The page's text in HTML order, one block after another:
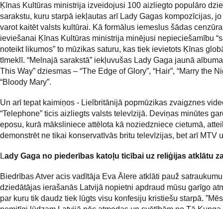
Ķīnas Kultūras ministrija izveidojusi 100 aizliegto populāro
sarakstu, kuru starpā iekļautas arī Lady Gagas kompozīcijas,
varot kaitēt valsts kultūrai. Kā formālus iemeslus šādas
ieviešanai Ķīnas Kultūras ministrija minējusi nepieciešamību
noteikt likumos” to mūzikas saturu, kas tiek ievietots Ķīnas
tīmeklī. “Melnajā sarakstā” iekļuvušas Lady Gaga jaunā
This Way” dziesmas – “The Edge of Glory”, “Hair”, “Marry the
“Bloody Mary”.
Un arī tepat kaimiņos - Lielbritānijā popmūzikas zvaigznes
“Telephone” ticis aizliegts valsts televīzijā. Deviņas minūtes
eposu, kurā māksliniece attēlota kā noziedzniece cietumā,
demonstrēt ne tikai konservatīvās britu televīzijas, bet arī MTV
Lady Gaga no piederības katoļu ticībai uz reliģijas atklātu
Biedrības Atver acis vadītāja Eva Ālere atklāti pauž
dziedātājas ierašanās Latvijā nopietni apdraud mūsu garīgo
par kuru tik daudz tiek lūgts visu konfesiju kristiešu starpā.